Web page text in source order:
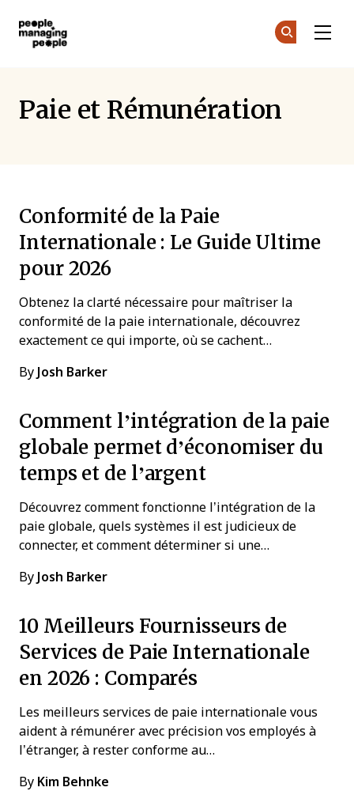
Paie et Rémunération
Conformité de la Paie
Internationale : Le Guide Ultime
pour 2026
Obtenez la clarté nécessaire pour maîtriser la
conformité de la paie internationale, découvrez
exactement ce qui importe, où se cachent…
By Josh Barker
Comment l’intégration de la paie
globale permet d’économiser du
temps et de l’argent
Découvrez comment fonctionne l’intégration de la
paie globale, quels systèmes il est judicieux de
connecter, et comment déterminer si une…
By Josh Barker
10 Meilleurs Fournisseurs de
Services de Paie Internationale
en 2026 : Comparés
Les meilleurs services de paie internationale vous
aident à rémunérer avec précision vos employés à
l’étranger, à rester conforme au…
By Kim Behnke